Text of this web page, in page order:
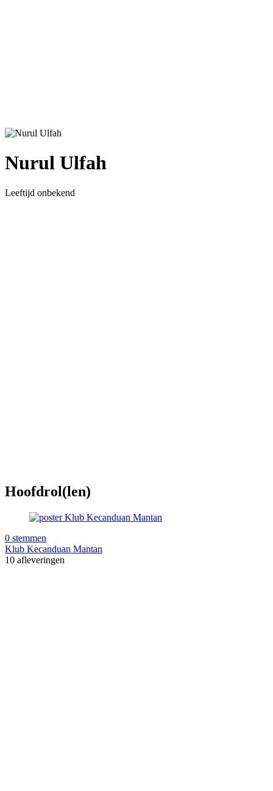
Nurul Ulfah
Leeftijd onbekend
Hoofdrol(len)
0 stemmen
Klub Kecanduan Mantan
10 afleveringen